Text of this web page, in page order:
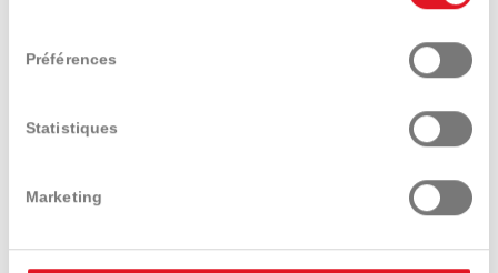
Préférences
Statistiques
Marketing
d’Ambrogio dans les zones à distance de
automatique de la lame. Un micro dispositif à
positionner sur le collier des animaux ou sur
avec le robot et assure que la lame s’arrête
automatiquement lorsque le robot s’approche